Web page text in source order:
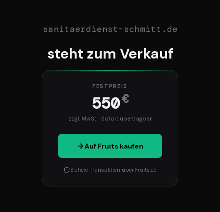
sanitaerdienst-schmitt.de
steht zum Verkauf
FESTPREIS
550€
zzgl. MwSt. · Sofort übertragbar
Auf Fruits kaufen
Sichere Transaktion über Fruits.co